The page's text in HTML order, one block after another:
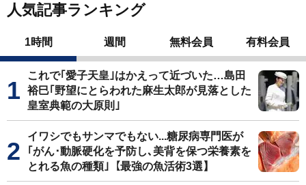
人気記事ランキング
1時間 週間 無料会員 有料会員
これで｢愛子天皇｣はかえって近づいた…島田
裕巳｢野望にとらわれた麻生太郎が見落とした
皇室典範の大原則｣
イワシでもサンマでもない...糖尿病専門医が
｢がん･動脈硬化を予防し､美背を保つ栄養素を
とれる魚の種類｣【最強の魚活術3選】